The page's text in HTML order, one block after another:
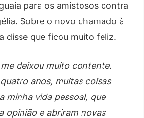
para os amistosos contra
Sobre o novo chamado à
disse que ficou muito feliz.
me deixou muito contente.
anos, muitas coisas
minha vida pessoal, que
opinião e abriram novas